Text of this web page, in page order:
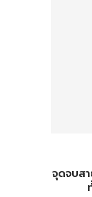
จุดจบส